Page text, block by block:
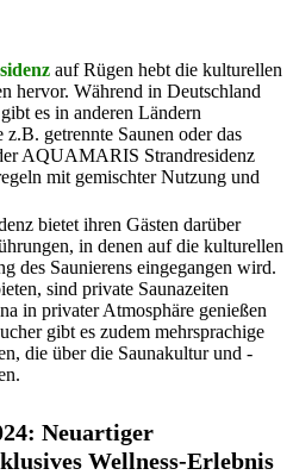
auf Rügen hebt die kulturellen
hervor. Während in Deutschland
es in anderen Ländern
getrennte Saunen oder das
AQUAMARIS Strandresidenz
mit gemischter Nutzung und
bietet ihren Gästen darüber
in denen auf die kulturellen
des Saunierens eingegangen wird.
sind private Saunazeiten
in privater Atmosphäre genießen
gibt es zudem mehrsprachige
die über die Saunakultur und -
Neuartiger
Wellness-Erlebnis